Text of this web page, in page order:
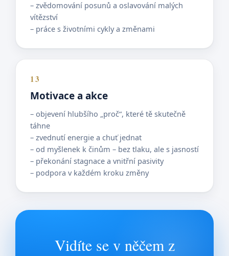
– zvědomování posunů a oslavování malých
vítězství
– práce s životními cykly a změnami
13
Motivace a akce
– objevení hlubšího „proč“, které tě skutečně
táhne
– zvednutí energie a chuť jednat
– od myšlenek k činům – bez tlaku, ale s jasností
– překonání stagnace a vnitřní pasivity
– podpora v každém kroku změny
Vidíte se v něčem z